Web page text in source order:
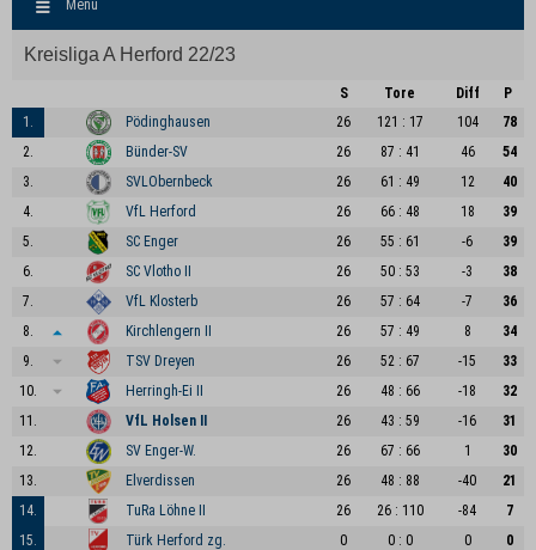
Menü
Kreisliga A Herford 22/23
S Tore Diff
P
1.
Pödinghausen 26 121 : 17 104
78
2.
Bünder-SV 26 87 : 41 46
54
3.
SVLObernbeck 26 61 : 49 12
40
4.
VfL Herford 26 66 : 48 18
39
5.
SC Enger 26 55 : 61 -6
39
6.
SC Vlotho II 26 50 : 53 -3
38
7.
VfL Klosterb 26 57 : 64 -7
36
8.
Kirchlengern II 26 57 : 49 8
34
9.
TSV Dreyen 26 52 : 67 -15
33
10.
Herringh-Ei II 26 48 : 66 -18
32
11.
VfL Holsen II 26 43 : 59 -16
31
12.
SV Enger-W. 26 67 : 66 1
30
13.
Elverdissen 26 48 : 88 -40
21
14.
TuRa Löhne II 26 26 : 110 -84
7
15.
Türk Herford zg. 0 0 : 0 0
0